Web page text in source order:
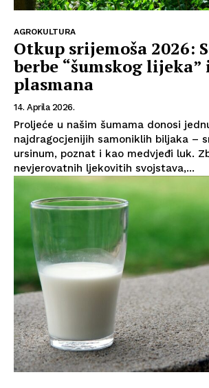
AGROKULTURA
Otkup srijemoša 2026:
berbe “šumskog lijeka”
plasmana
14. Aprila 2026.
Proljeće u našim šumama donosi
najdragocjenijih samoniklih biljaka –
ursinum, poznat i kao medvjeđi luk.
nevjerovatnih ljekovitih svojstava,...